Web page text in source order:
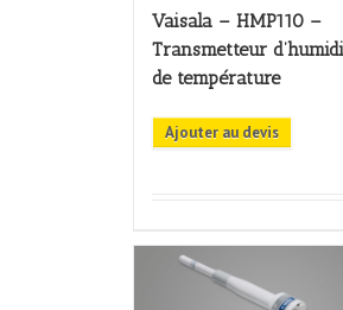
Vaisala – HMP110 –
Transmetteur
de température
Ajouter au devis